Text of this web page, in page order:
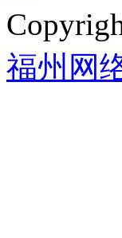
福州网